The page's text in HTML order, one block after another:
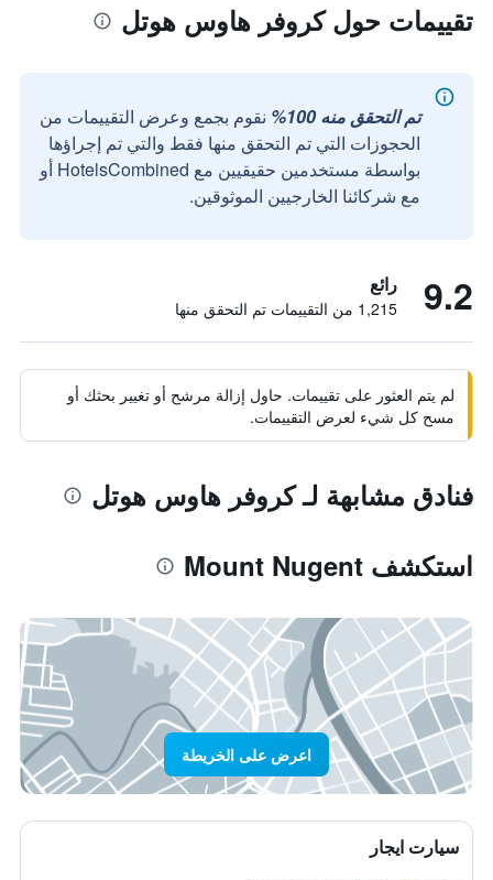
تقييمات حول كروفر هاوس هوتل
تم التحقق منه 100%
نقوم بجمع وعرض التقييمات من
الحجوزات التي تم التحقق منها فقط والتي تم إجراؤها
بواسطة مستخدمين حقيقيين مع HotelsCombined أو
مع شركائنا الخارجيين الموثوقين.
9.2 رائع
1,215 من التقييمات تم التحقق منها
لم يتم العثور على تقييمات. حاول إزالة مرشح أو تغيير بحثك أو
مسح كل شيء لعرض التقييمات.
فنادق مشابهة لـ كروفر هاوس هوتل
استكشف Mount Nugent
اعرض على الخريطة
سيارت ايجار